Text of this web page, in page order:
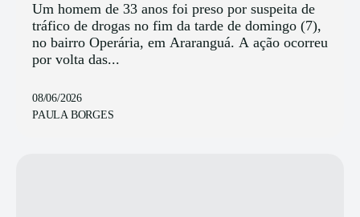
Um homem de 33 anos foi preso por suspeita de
tráfico de drogas no fim da tarde de domingo (7),
no bairro Operária, em Araranguá. A ação ocorreu
por volta das...
08/06/2026
PAULA BORGES